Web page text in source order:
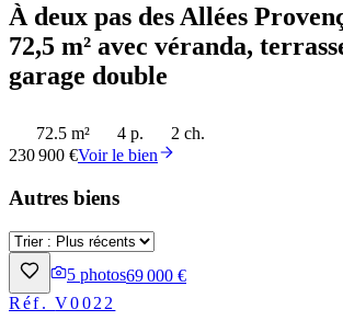
À deux pas des Allées
72,5 m² avec véranda,
garage double
72.5 m² 4 p.
2 ch.
230 900 €Voir le bien
Autres biens
5 photos69 000 €
Réf.V0022